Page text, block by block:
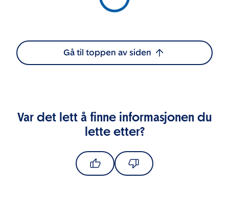
Gå til toppen av siden
Var det lett å finne informasjonen du
lette etter?